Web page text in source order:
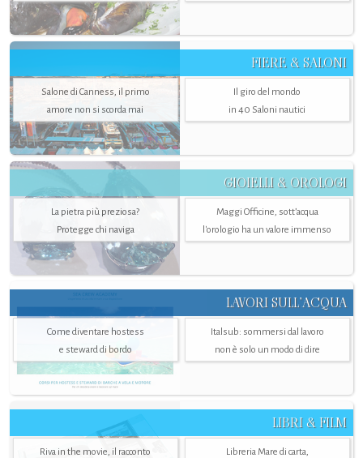
FIERE & SALONI
Salone di Canness, il primo
amore non si scorda mai
Il giro del mondo
in 40 Saloni nautici
GIOIELLI & OROLOGI
La pietra più preziosa?
Protegge chi naviga
Maggi Officine, sott’acqua
l'orologio ha un valore immenso
LAVORI SULL’ACQUA
Come diventare hostess
e steward di bordo
Italsub: sommersi dal lavoro
non è solo un modo di dire
LIBRI & FILM
Riva in the movie, il racconto
Libreria Mare di carta,